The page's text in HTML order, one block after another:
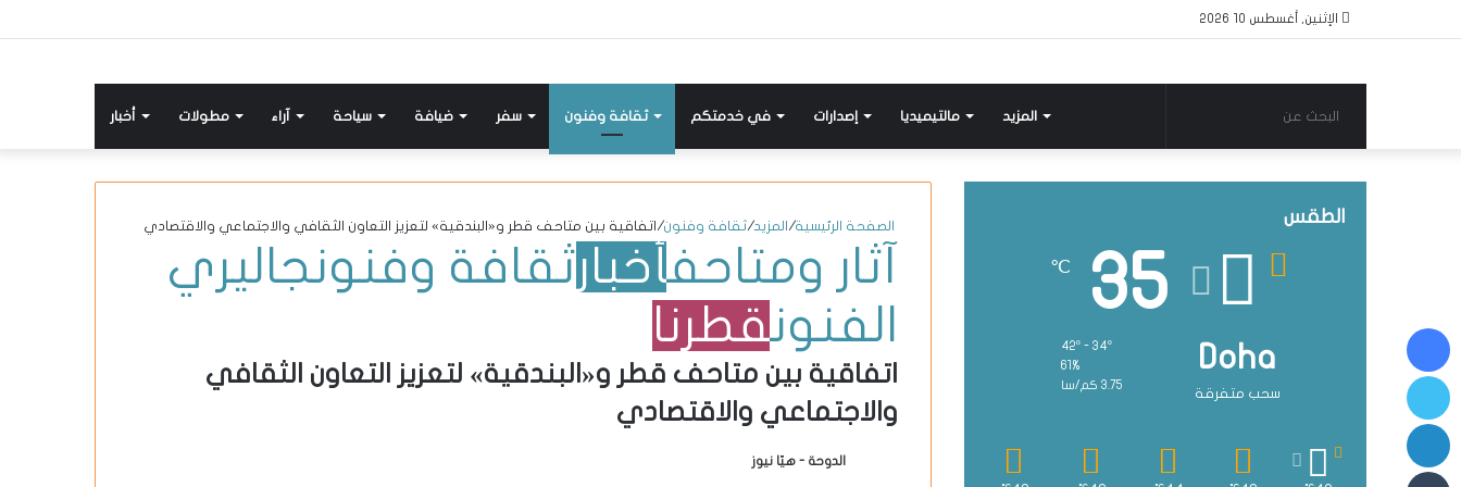
الإثنين, أغسطس 10 2026
أخبار مطولات آراء سياحة ضيافة سفر ثقافة وفنون في خدمتكم إصدارات مالتيميديا المزيد البحث
عن
الصفحة الرئيسية/ المزيد/ثقافة وفنون/ اتفاقية بين متاحف قطر و«البندقية» لتعزيز التعاون الثقافي والاجتماعي والاقتصادي
آثار ومتاحفأخبارثقافة وفنونجاليري
الفنونقطرنا
اتفاقية بين متاحف قطر و«البندقية» لتعزيز التعاون الثقافي
والاجتماعي والاقتصادي
الدوحة - هيّا نيوز
الطقس
Doha
سحب متفرقة
35
℃
42º - 34º
61%
3.75 كم/سا
فيسبوك
تويتر
لينكدإن